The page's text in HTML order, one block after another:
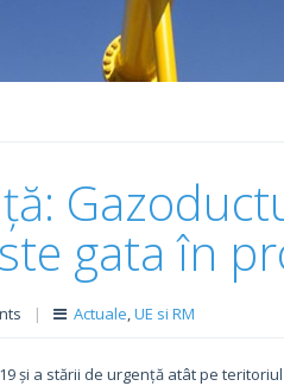
gata în
| Actuale,UE si RM
și a stării de urgență atât pe